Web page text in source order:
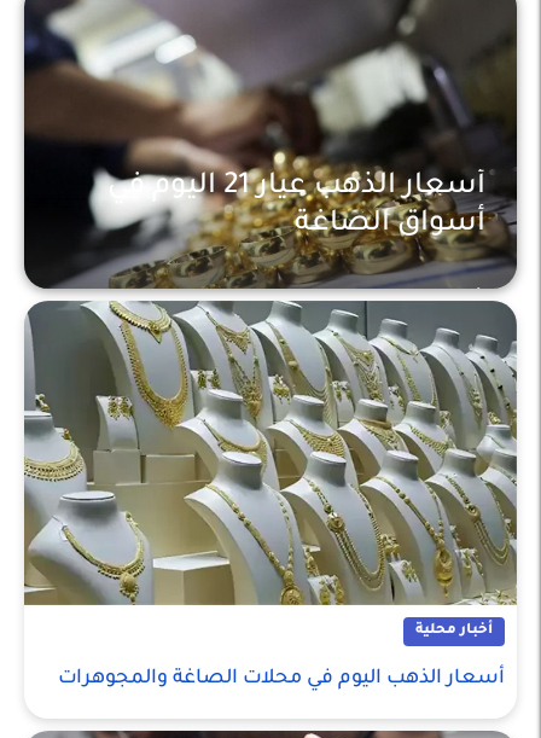
أخبار محلية
أسعار الذهب عيار 21 اليوم في
أسواق الصاغة
أخبار محلية
أسعار الذهب اليوم في محلات الصاغة والمجوهرات